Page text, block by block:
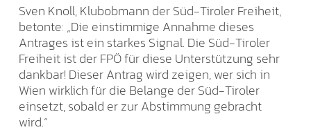
Sven Knoll, Klubobmann der Süd-Tiroler Freiheit,
betonte: „Die einstimmige Annahme dieses
Antrages ist ein starkes Signal. Die Süd-Tiroler
Freiheit ist der FPÖ für diese Unterstützung sehr
dankbar! Dieser Antrag wird zeigen, wer sich in
Wien wirklich für die Belange der Süd-Tiroler
einsetzt, sobald er zur Abstimmung gebracht
wird.“